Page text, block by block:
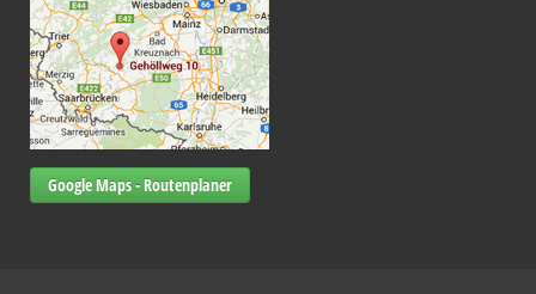
Google Maps - Routenplaner